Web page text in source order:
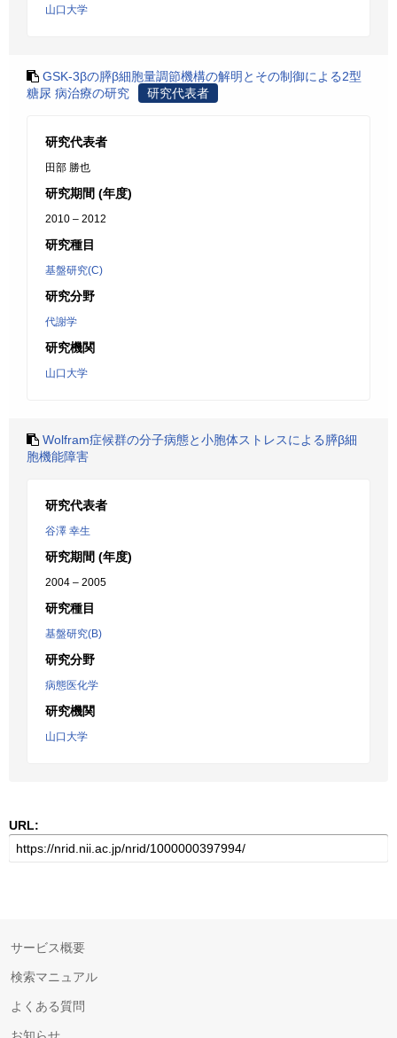
山口大学
GSK-3βの膵β細胞量調節機構の解明とその制御による2型
糖尿 病治療の研究
研究代表者
研究代表者
田部 勝也
研究期間 (年度)
2010 – 2012
研究種目
基盤研究(C)
研究分野
代謝学
研究機関
山口大学
Wolfram症候群の分子病態と小胞体ストレスによる膵β細
胞機能障害
研究代表者
谷澤 幸生
研究期間 (年度)
2004 – 2005
研究種目
基盤研究(B)
研究分野
病態医化学
研究機関
山口大学
URL:
サービス概要
検索マニュアル
よくある質問